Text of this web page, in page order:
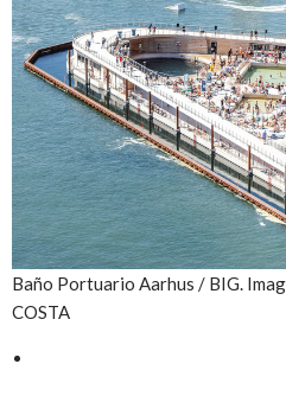
Baño Portuario Aarhus / BIG.
COSTA